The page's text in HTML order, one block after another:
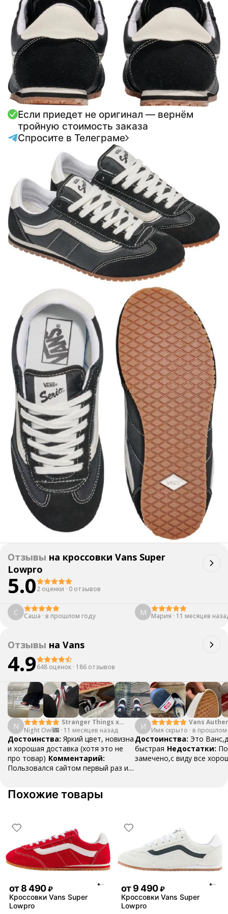
Если приедет не оригинал — вернём
тройную стоимость заказа
Спросите в Телеграме
Отзывы на кроссовки Vans Super
Lowpro
5.02 оценки · 0 отзывов
С Саша · в прошлом году М Мария · 11 месяцев
Отзывы на Vans
4.9648 оценок · 186 отзывов
N
Stranger Things x
Vans SK8 Reissue
Night Owl🌃 · 11 месяцев назад
Достоинства: Яркий цвет, новизна
и хорошая доставка (хотя это не
про товар) Комментарий:
Пользовался сайтом первый раз и
понадобится, посоветую!
И
Vans
Moon Blue
Имя скрыто · в прошлом
Достоинства: Это
быстрая Недостатки:
замечено,с виду все
Похожие товары
от8 490 ₽
Кроссовки Vans Super
Lowpro
от9 490 ₽
Кроссовки Vans Super
Lowpro